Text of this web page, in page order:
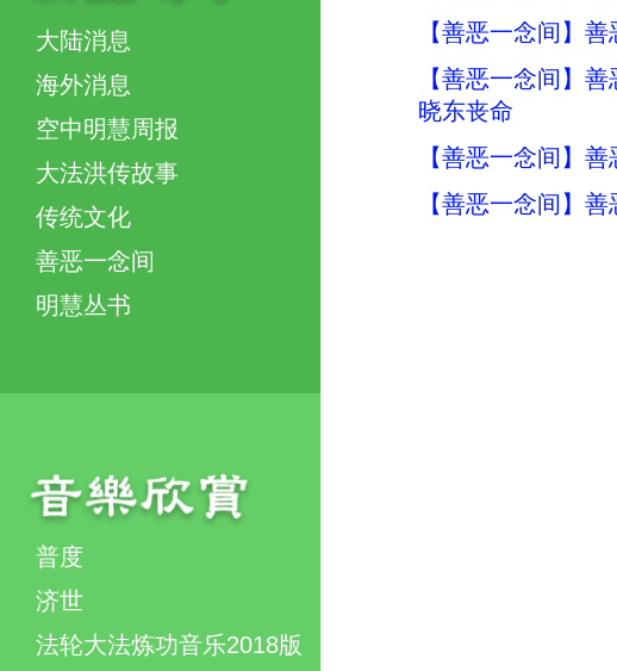
大陆消息
海外消息
空中明慧周报
大法洪传故事
传统文化
善恶一念间
明慧丛书
普度
济世
法轮大法炼功音乐2018版
【善恶一念间】
【善恶一念间】
晓东丧命
【善恶一念间】
【善恶一念间】